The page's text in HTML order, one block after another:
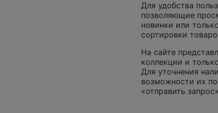
Для удобства
позволяющие
новинки или
сортировки
На сайте
коллекции и
Для уточнения
возможности их
«отправить